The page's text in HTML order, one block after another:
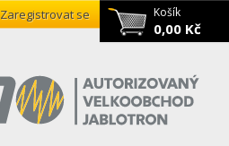
Košík
0,00 Kč
Zaregistrovat se